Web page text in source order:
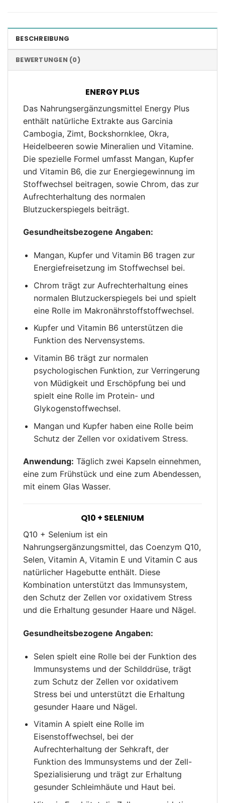
BESCHREIBUNG
BEWERTUNGEN (0)
ENERGY PLUS
Das Nahrungsergänzungsmittel Energy Plus
enthält natürliche Extrakte aus Garcinia
Cambogia, Zimt, Bockshornklee, Okra,
Heidelbeeren sowie Mineralien und Vitamine.
Die spezielle Formel umfasst Mangan, Kupfer
und Vitamin B6, die zur Energiegewinnung im
Stoffwechsel beitragen, sowie Chrom, das zur
Aufrechterhaltung des normalen
Blutzuckerspiegels beiträgt.
Gesundheitsbezogene Angaben:
Mangan, Kupfer und Vitamin B6 tragen zur
Energiefreisetzung im Stoffwechsel bei.
Chrom trägt zur Aufrechterhaltung eines
normalen Blutzuckerspiegels bei und spielt
eine Rolle im Makronährstoffstoffwechsel.
Kupfer und Vitamin B6 unterstützen die
Funktion des Nervensystems.
Vitamin B6 trägt zur normalen
psychologischen Funktion, zur Verringerung
von Müdigkeit und Erschöpfung bei und
spielt eine Rolle im Protein- und
Glykogenstoffwechsel.
Mangan und Kupfer haben eine Rolle beim
Schutz der Zellen vor oxidativem Stress.
Anwendung: Täglich zwei Kapseln einnehmen,
eine zum Frühstück und eine zum Abendessen,
mit einem Glas Wasser.
Q10 + SELENIUM
Q10 + Selenium ist ein
Nahrungsergänzungsmittel, das Coenzym Q10,
Selen, Vitamin A, Vitamin E und Vitamin C aus
natürlicher Hagebutte enthält. Diese
Kombination unterstützt das Immunsystem,
den Schutz der Zellen vor oxidativem Stress
und die Erhaltung gesunder Haare und Nägel.
Gesundheitsbezogene Angaben:
Selen spielt eine Rolle bei der Funktion des
Immunsystems und der Schilddrüse, trägt
zum Schutz der Zellen vor oxidativem
Stress bei und unterstützt die Erhaltung
gesunder Haare und Nägel.
Vitamin A spielt eine Rolle im
Eisenstoffwechsel, bei der
Aufrechterhaltung der Sehkraft, der
Funktion des Immunsystems und der Zell-
Spezialisierung und trägt zur Erhaltung
gesunder Schleimhäute und Haut bei.